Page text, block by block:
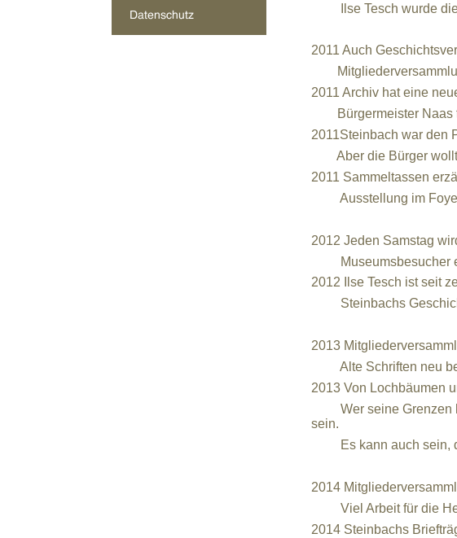
Ilse Tesch wurde die
2011 Auch
2011 Archiv hat eine
Bürgermeister Naas
2011Steinbach war den
Aber die Bürger
2011 Sammeltassen
Ausstellung im Foyer
2012 Jeden Samstag
Museumsbesucher
2012 Ilse Tesch ist seit
Steinbachs
2013
Alte Schriften neu
2013 Von Lochbäumen
Wer seine Grenzen
sein.
Es kann auch sein,
2014
Viel Arbeit für die
2014 Steinbachs